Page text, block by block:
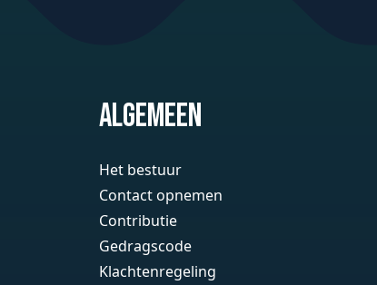
Algemeen
Het bestuur
Contact opnemen
Contributie
Gedragscode
Klachtenregeling